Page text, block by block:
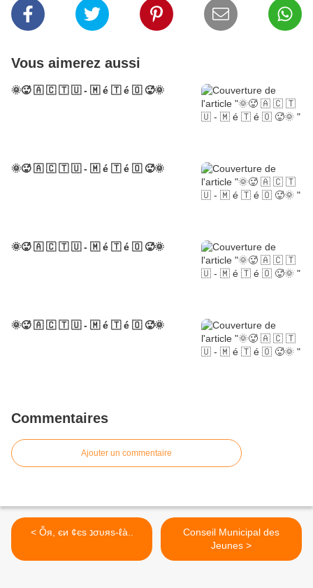
Vous aimerez aussi
🌞🥵 🇦 🇨 🇹 🇺 - 🇲 é 🇹 é 🇴 🥵🌞
🌞🥵 🇦 🇨 🇹 🇺 - 🇲 é 🇹 é 🇴 🥵🌞
🌞🥵 🇦 🇨 🇹 🇺 - 🇲 é 🇹 é 🇴 🥵🌞
🌞🥵 🇦 🇨 🇹 🇺 - 🇲 é 🇹 é 🇴 🥵🌞
Commentaires
Ajouter un commentaire
< Ỗя, єи ¢єѕ נσυяѕ-ℓà..
Conseil Municipal des
Jeunes >